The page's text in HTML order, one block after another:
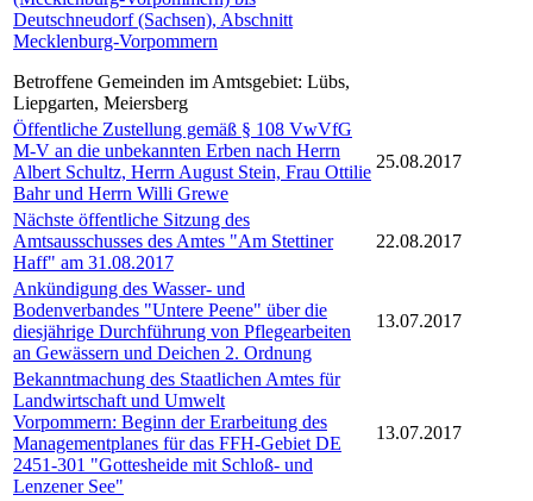
Deutschneudorf (Sachsen), Abschnitt
Mecklenburg-Vorpommern
Betroffene Gemeinden im Amtsgebiet: Lübs,
Liepgarten, Meiersberg
Öffentliche Zustellung gemäß § 108 VwVfG
M-V an die unbekannten Erben nach Herrn
Albert Schultz, Herrn August Stein, Frau Ottilie
Bahr und Herrn Willi Grewe
25.08.2017
Nächste öffentliche Sitzung des
Amtsausschusses des Amtes "Am Stettiner
Haff" am 31.08.2017
22.08.2017
Ankündigung des Wasser- und
Bodenverbandes "Untere Peene" über die
diesjährige Durchführung von Pflegearbeiten
an Gewässern und Deichen 2. Ordnung
13.07.2017
Bekanntmachung des Staatlichen Amtes für
Landwirtschaft und Umwelt
Vorpommern: Beginn der Erarbeitung des
Managementplanes für das FFH-Gebiet DE
2451-301 "Gottesheide mit Schloß- und
Lenzener See"
13.07.2017